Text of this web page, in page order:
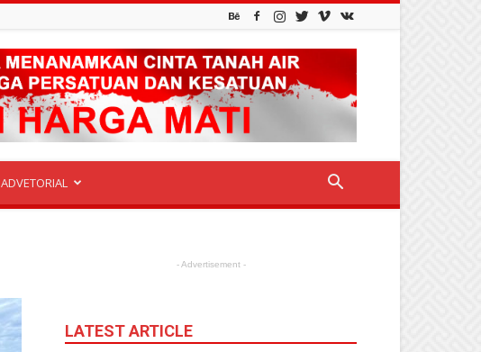
ADVETORIAL
- Advertisement -
LATEST ARTICLE